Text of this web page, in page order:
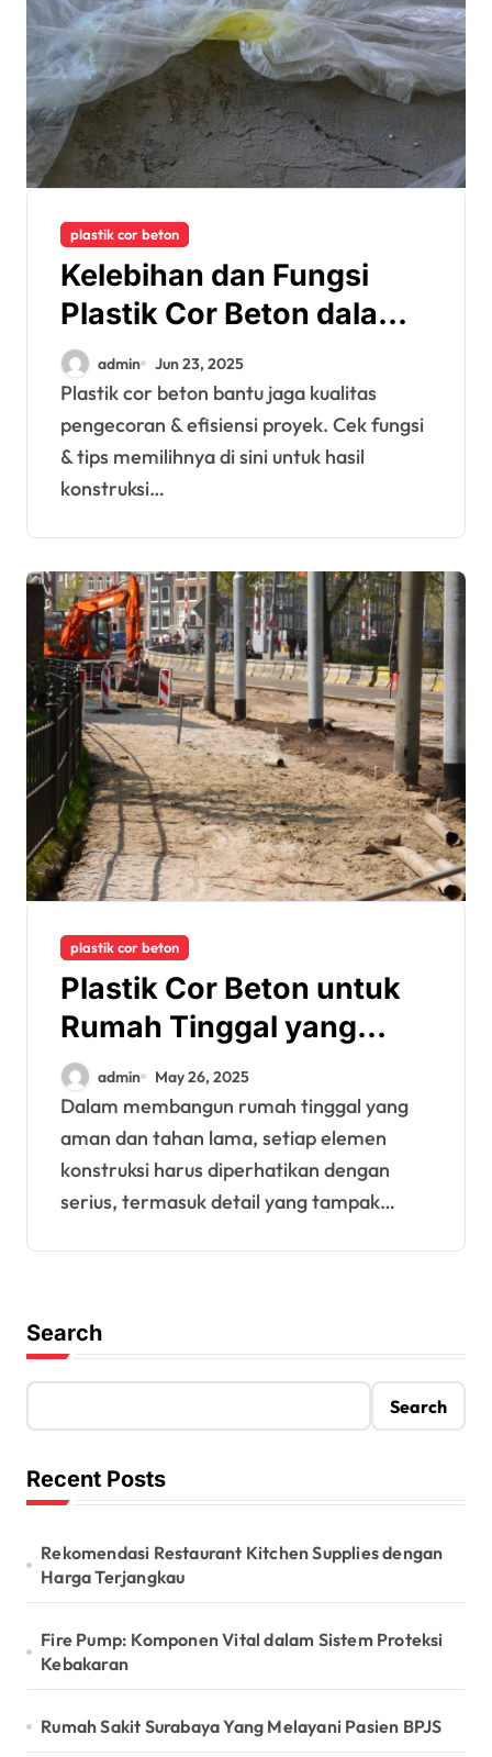
plastik cor beton
Kelebihan dan Fungsi
Plastik Cor Beton dalam
Konstruksi
admin Jun 23, 2025
Plastik cor beton bantu jaga kualitas
pengecoran & efisiensi proyek. Cek fungsi
& tips memilihnya di sini untuk hasil
konstruksi…
plastik cor beton
Plastik Cor Beton untuk
Rumah Tinggal yang
Tahan Lama
admin May 26, 2025
Dalam membangun rumah tinggal yang
aman dan tahan lama, setiap elemen
konstruksi harus diperhatikan dengan
serius, termasuk detail yang tampak…
Search
Search
Recent Posts
Rekomendasi Restaurant Kitchen Supplies dengan
Harga Terjangkau
Fire Pump: Komponen Vital dalam Sistem Proteksi
Kebakaran
Rumah Sakit Surabaya Yang Melayani Pasien BPJS